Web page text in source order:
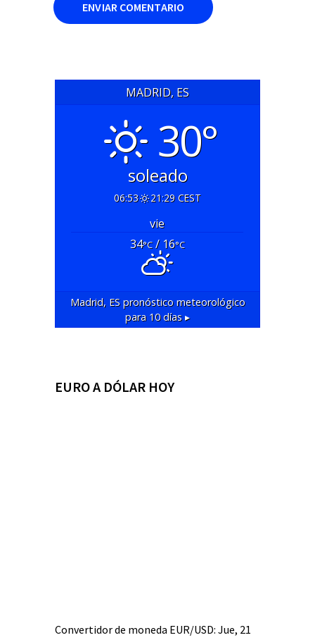
MADRID, ES
30°
soleado
06:53 21:29 CEST
vie
34°C/ 16°C
Madrid, ESpronóstico meteorológico
para 10 días ▸
EURO A DÓLAR HOY
Convertidor de moneda EUR/USD: Jue, 21